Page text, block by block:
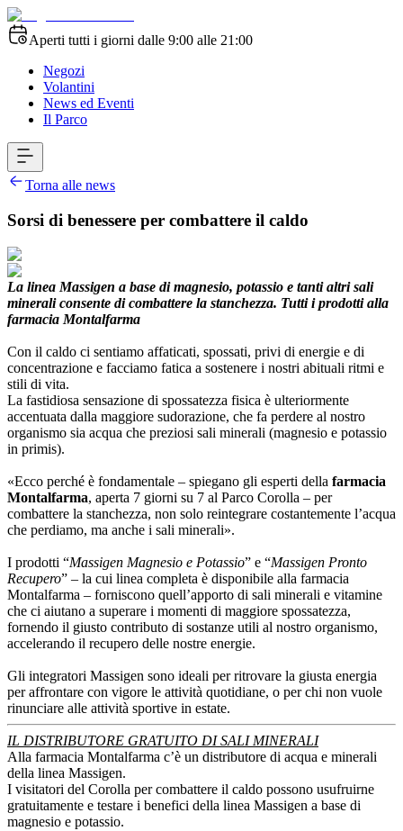
Aperti tutti i giorni dalle 9:00 alle 21:00
Negozi
Volantini
News ed Eventi
Il Parco
Torna alle news
Sorsi di benessere per combattere il caldo
La linea Massigen a base di magnesio, potassio e tanti altri sali
minerali consente di combattere la stanchezza. Tutti i prodotti alla
farmacia Montalfarma
Con il caldo ci sentiamo affaticati, spossati, privi di energie e di
concentrazione e facciamo fatica a sostenere i nostri abituali ritmi e
stili di vita.
La fastidiosa sensazione di spossatezza fisica è ulteriormente
accentuata dalla maggiore sudorazione, che fa perdere al nostro
organismo sia acqua che preziosi sali minerali (magnesio e potassio
in primis).
«Ecco perché è fondamentale – spiegano gli esperti della farmacia
Montalfarma, aperta 7 giorni su 7 al Parco Corolla – per
combattere la stanchezza, non solo reintegrare costantemente l’acqua
che perdiamo, ma anche i sali minerali».
I prodotti “Massigen Magnesio e Potassio” e “Massigen Pronto
Recupero” – la cui linea completa è disponibile alla farmacia
Montalfarma – forniscono quell’apporto di sali minerali e vitamine
che ci aiutano a superare i momenti di maggiore spossatezza,
fornendo il giusto contributo di sostanze utili al nostro organismo,
accelerando il recupero delle nostre energie.
Gli integratori Massigen sono ideali per ritrovare la giusta energia
per affrontare con vigore le attività quotidiane, o per chi non vuole
rinunciare alle attività sportive in estate.
IL DISTRIBUTORE GRATUITO DI SALI MINERALI
Alla farmacia Montalfarma c’è un distributore di acqua e minerali
della linea Massigen.
I visitatori del Corolla per combattere il caldo possono usufruirne
gratuitamente e testare i benefici della linea Massigen a base di
magnesio e potassio.